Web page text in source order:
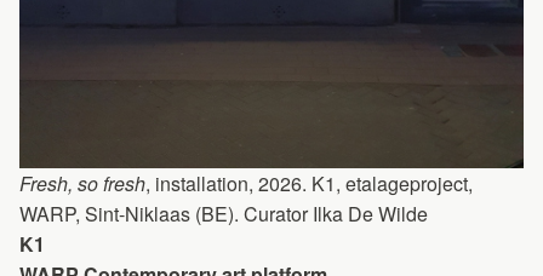
Fresh, so fresh, installation, 2026. K1, etalageproject,
WARP, Sint-Niklaas (BE). Curator Ilka De Wilde
K1